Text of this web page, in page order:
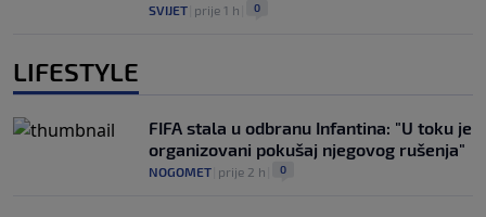
SVIJET prije 1 h 0
LIFESTYLE
FIFA stala u odbranu Infantina: "U toku je
organizovani pokušaj njegovog rušenja"
NOGOMET prije 2 h 0